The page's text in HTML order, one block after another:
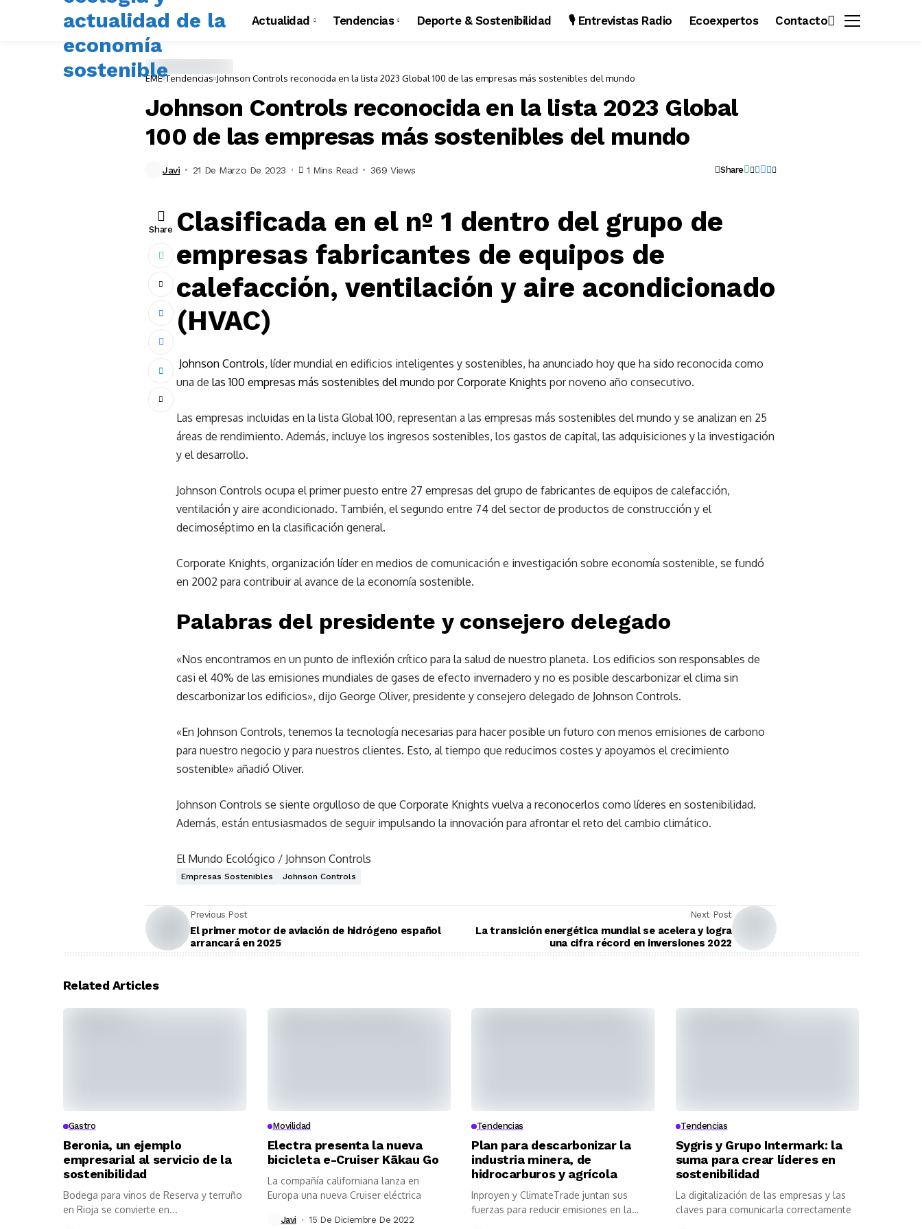
Actualidad Tendencias Deporte & Sostenibilidad 🎙️ Entrevistas Radio Ecoexpertos Contacto
EME Tendencias Johnson Controls reconocida en la lista 2023 Global 100 de las empresas más sostenibles del mundo
Johnson Controls reconocida en la lista 2023 Global
100 de las empresas más sostenibles del mundo
Javi 21 De Marzo De 2023 1 Mins Read 369 Views Share
Share Clasificada en el nº 1 dentro del grupo de
empresas fabricantes de equipos de
calefacción, ventilación y aire acondicionado
(HVAC)
Johnson Controls, líder mundial en edificios inteligentes y sostenibles, ha anunciado hoy que ha sido reconocida como
una de las 100 empresas más sostenibles del mundo por Corporate Knights por noveno año consecutivo.
Las empresas incluidas en la lista Global 100, representan a las empresas más sostenibles del mundo y se analizan en 25
áreas de rendimiento. Además, incluye los ingresos sostenibles, los gastos de capital, las adquisiciones y la investigación
y el desarrollo.
Johnson Controls ocupa el primer puesto entre 27 empresas del grupo de fabricantes de equipos de calefacción,
ventilación y aire acondicionado. También, el segundo entre 74 del sector de productos de construcción y el
decimoséptimo en la clasificación general.
Corporate Knights, organización líder en medios de comunicación e investigación sobre economía sostenible, se fundó
en 2002 para contribuir al avance de la economía sostenible.
Palabras del presidente y consejero delegado
«Nos encontramos en un punto de inflexión crítico para la salud de nuestro planeta. Los edificios son responsables de
casi el 40% de las emisiones mundiales de gases de efecto invernadero y no es posible descarbonizar el clima sin
descarbonizar los edificios», dijo George Oliver, presidente y consejero delegado de Johnson Controls.
«En Johnson Controls, tenemos la tecnología necesarias para hacer posible un futuro con menos emisiones de carbono
para nuestro negocio y para nuestros clientes. Esto, al tiempo que reducimos costes y apoyamos el crecimiento
sostenible» añadió Oliver.
Johnson Controls se siente orgulloso de que Corporate Knights vuelva a reconocerlos como líderes en sostenibilidad.
Además, están entusiasmados de seguir impulsando la innovación para afrontar el reto del cambio climático.
El Mundo Ecológico / Johnson Controls
Empresas Sostenibles Johnson Controls
Previous Post
El primer motor de aviación de hidrógeno español
arrancará en 2025
Next Post
La transición energética mundial se acelera y logra
una cifra récord en inversiones 2022
Related Articles
Gastro
Beronia, un ejemplo
empresarial al servicio de la
sostenibilidad
Bodega para vinos de Reserva y terruño
en Rioja se convierte en...
Movilidad
Electra presenta la nueva
bicicleta e-Cruiser Kākau Go
La compañía californiana lanza en
Europa una nueva Cruiser eléctrica
Javi 15 De Diciembre De 2022
Tendencias
Plan para descarbonizar la
industria minera, de
hidrocarburos y agrícola
Inproyen y ClimateTrade juntan sus
fuerzas para reducir emisiones en la
Tendencias
Sygris y Grupo Intermark: la
suma para crear líderes en
sostenibilidad
La digitalización de las empresas y las
claves para comunicarla correctamente